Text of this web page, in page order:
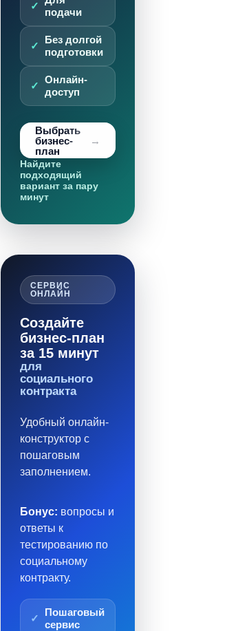
подачи
Без долгой
подготовки
Онлайн-
доступ
Выбрать
бизнес-
план
Найдите
подходящий
вариант за пару
минут
СЕРВИС
ОНЛАЙН
Создайте
бизнес-план
за 15 минут
для
социального
контракта
Удобный онлайн-
конструктор с
пошаговым
заполнением.
Бонус: вопросы и
ответы к
тестированию по
социальному
контракту.
Пошаговый
сервис